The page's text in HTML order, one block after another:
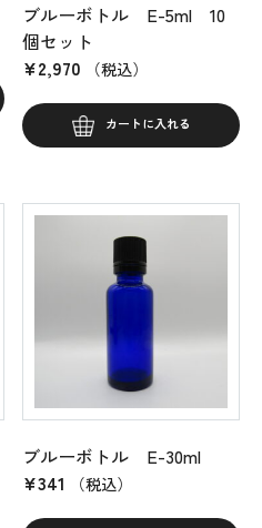
ブルーボトル E-5ml 10
個セット
¥2,970 （税込）
カートに入れる
ブルーボトル E-30ml
¥341 （税込）